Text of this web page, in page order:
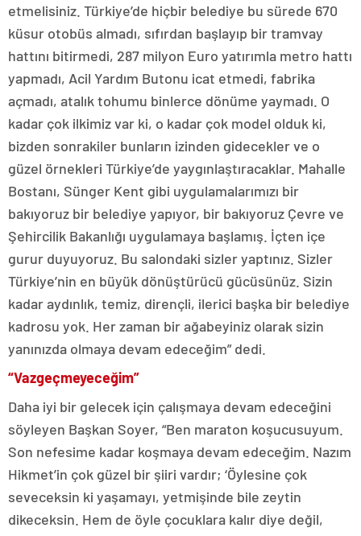
etmelisiniz. Türkiye’de hiçbir belediye bu sürede 670
küsur otobüs almadı, sıfırdan başlayıp bir tramvay
hattını bitirmedi, 287 milyon Euro yatırımla metro hattı
yapmadı, Acil Yardım Butonu icat etmedi, fabrika
açmadı, atalık tohumu binlerce dönüme yaymadı. O
kadar çok ilkimiz var ki, o kadar çok model olduk ki,
bizden sonrakiler bunların izinden gidecekler ve o
güzel örnekleri Türkiye’de yaygınlaştıracaklar. Mahalle
Bostanı, Sünger Kent gibi uygulamalarımızı bir
bakıyoruz bir belediye yapıyor, bir bakıyoruz Çevre ve
Şehircilik Bakanlığı uygulamaya başlamış. İçten içe
gurur duyuyoruz. Bu salondaki sizler yaptınız. Sizler
Türkiye’nin en büyük dönüştürücü gücüsünüz. Sizin
kadar aydınlık, temiz, dirençli, ilerici başka bir belediye
kadrosu yok. Her zaman bir ağabeyiniz olarak sizin
yanınızda olmaya devam edeceğim” dedi.
“Vazgeçmeyeceğim”
Daha iyi bir gelecek için çalışmaya devam edeceğini
söyleyen Başkan Soyer, “Ben maraton koşucusuyum.
Son nefesime kadar koşmaya devam edeceğim. Nazım
Hikmet’in çok güzel bir şiiri vardır; ‘Öylesine çok
seveceksin ki yaşamayı, yetmişinde bile zeytin
dikeceksin. Hem de öyle çocuklara kalır diye değil,